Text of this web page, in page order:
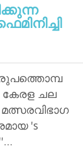
കേരള ചല
's